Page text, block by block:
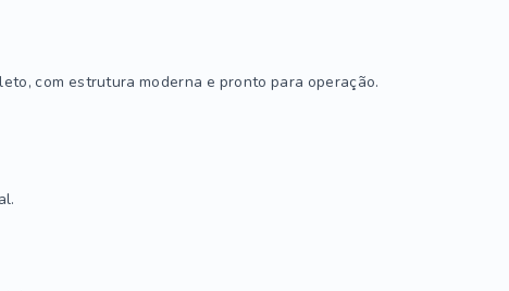
com estrutura moderna e pronto para operação.